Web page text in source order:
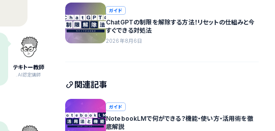
テキトー教師
.AI認定講師
ガイド
ChatGPTの制限を解除する方法！リセットの仕組みと今
すぐできる対処法
2026年8月6日
関連記事
ガイド
NotebookLMで何ができる？機能・使い方・活用術を徹
底解説